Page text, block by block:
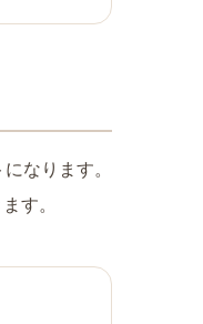
なります。
す。